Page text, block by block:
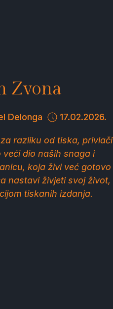
Zvona
Delonga 17.02.2026.
razliku od tiska, privlači
veći dio naših snaga i
koja živi već gotovo
nastavi živjeti svoj život,
tiskanih izdanja.